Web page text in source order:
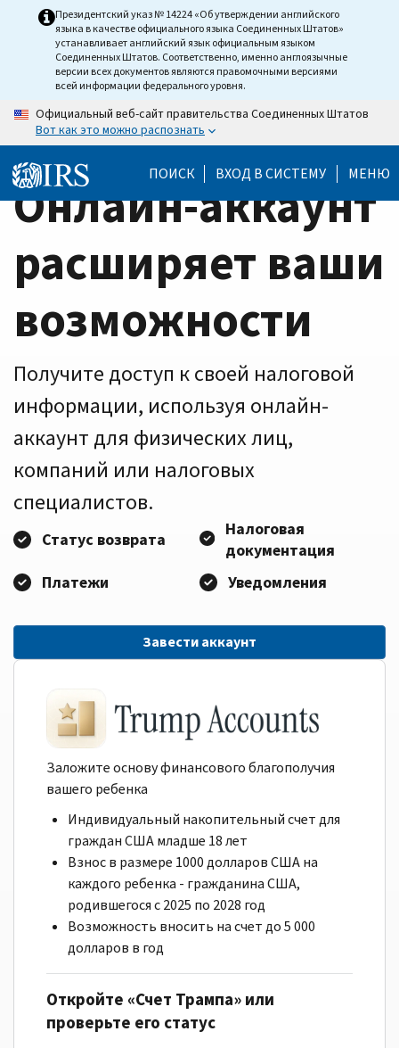
HomeПрезидентский указ № 14224 «Об утверждении английского
языка в качестве официального языка Соединенных Штатов»
устанавливает английский язык официальным языком
Соединенных Штатов. Соответственно, именно англоязычные
версии всех документов являются правомочными версиями
всей информации федерального уровня.
Официальный веб-сайт правительства Соединенных Штатов
Вот как это можно распознать
ПОИСК ВХОД В СИСТЕМУ МЕНЮ
Онлайн-аккаунт
расширяет ваши
возможности
Получите доступ к своей налоговой
информации, используя онлайн-
аккаунт для физических лиц,
компаний или налоговых
специалистов.
Статус возврата
Налоговая
документация
Платежи
Уведомления
Завести аккаунт
Заложите основу финансового благополучия
вашего ребенка
Индивидуальный накопительный счет для
граждан США младше 18 лет
Взнос в размере 1000 долларов США на
каждого ребенка - гражданина США,
родившегося с 2025 по 2028 год
Возможность вносить на счет до 5 000
долларов в год
Откройте «Счет Трампа» или
проверьте его статус